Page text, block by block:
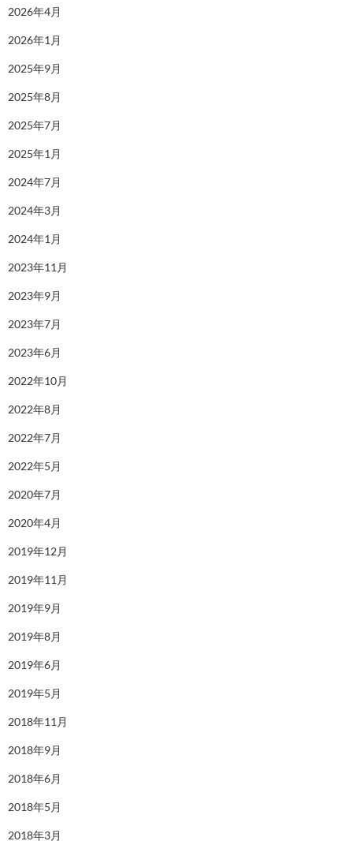
2026年4月
2026年1月
2025年9月
2025年8月
2025年7月
2025年1月
2024年7月
2024年3月
2024年1月
2023年11月
2023年9月
2023年7月
2023年6月
2022年10月
2022年8月
2022年7月
2022年5月
2020年7月
2020年4月
2019年12月
2019年11月
2019年9月
2019年8月
2019年6月
2019年5月
2018年11月
2018年9月
2018年6月
2018年5月
2018年3月